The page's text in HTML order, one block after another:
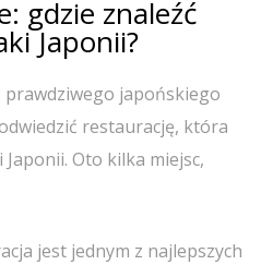
: gdzie znaleźć
Japonii?
japońskiego
restaurację, która
Oto kilka miejsc,
jest jednym z najlepszych